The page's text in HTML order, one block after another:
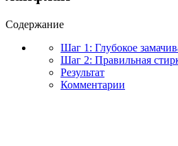
Содержание
Шаг 1: Глубокое
Шаг 2: Правильная
Результат
Комментарии